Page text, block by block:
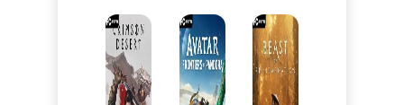
ReimaginedEdition
Y